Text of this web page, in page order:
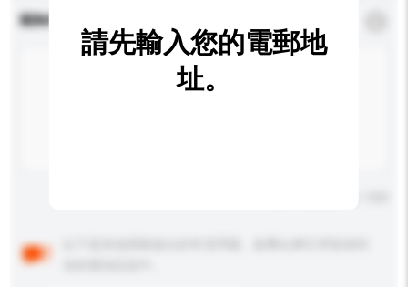
查詢內容
請先輸入您的電郵地
址。